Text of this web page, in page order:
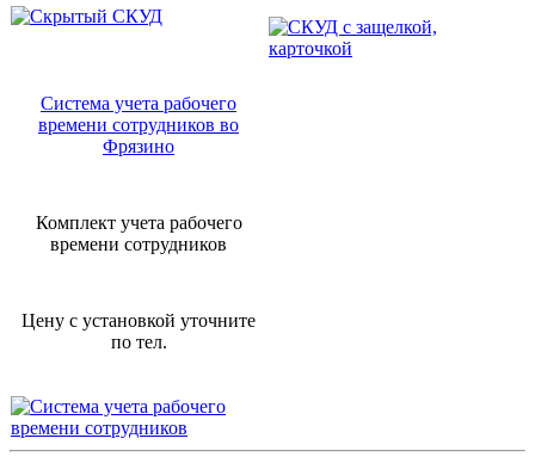
Система учета рабочего
времени сотрудников во
Фрязино
Комплект учета рабочего
времени сотрудников
Цену с установкой уточните
по тел.